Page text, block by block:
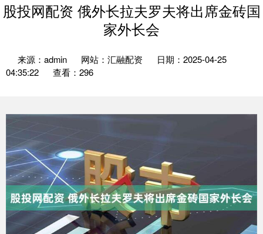
股投网配资 俄外长拉夫罗夫将出席金砖国
家外长会
来源：admin 网站：汇融配资
日期：2025-04-25
04:35:22
查看：296